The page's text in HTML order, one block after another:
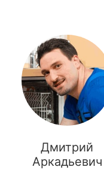
Дмитрий
Аркадьевич